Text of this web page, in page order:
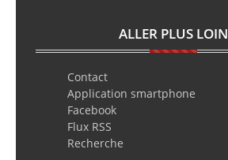
ALLER PLUS LOIN
Contact
Application smartphone
Facebook
Flux RSS
Recherche